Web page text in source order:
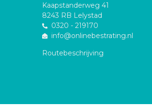
Kaapstanderweg 41
8243 RB Lelystad
0320 - 219170
info@onlinebestrating.nl
Routebeschrijving